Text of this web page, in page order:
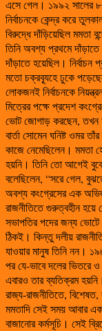
এসে গেল। ১৯৯২ সালের ৮
নির্বাচনকে কেন্দ্র করে
বিরুদ্ধে দাঁড়িয়েছিল মমতা
তিনি অবশ্য প্রথমে
দাঁড়াতে হয়েছিল। নির্বাচন
মতো চক্রব্যূহে ঢুকে
লোকজনই নির্বাচনকে
মিত্রের পক্ষে প্রদেশ
ভোট জোগাড় করছেন, তখন
বার্তা সোমেন ঘনিষ্ট ওমর
কাজে নেমেছিলেন। মমতা
হয়নি। তিনি তো আগেই
বলেছিলেন, “সরে গেল,
অবশ্য কংগ্রেসের এক
রাজনীতিতে গুরুত্বহীন
সভাপতির পদের জন্য ভোটে
ঠিকই। কিন্তু দলীয়
যাওয়ার মানুষ তিনি নন।
পর যে-ভাবে দলের ভিতরে ও
এবারও তার ব্যতিক্রম হয়নি।
রাজ্য-রাজনীতিতে,
মমতাদি সেই সময় আবার
বাজানোর কর্মসূচি। সেই